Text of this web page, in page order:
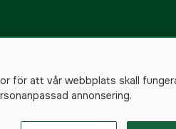
Skovård
för att vår webbplats skall
annonsering.